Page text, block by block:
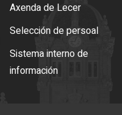
Axenda de Lecer
Selección de persoal
Sistema interno de
información